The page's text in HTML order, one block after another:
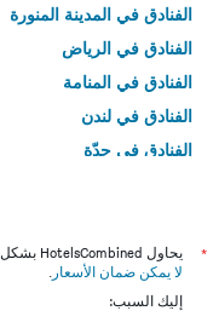
الفنادق في المدينة المنورة
الفنادق في الرياض
الفنادق في المنامة
الفنادق في لندن
الفنادق في جدّة
*
يحاول HotelsCombined بشكل دائم الحصول على الأسعار الدقيقة، ولكن
لا يمكن ضمان الأسعار .
إليك السبب: